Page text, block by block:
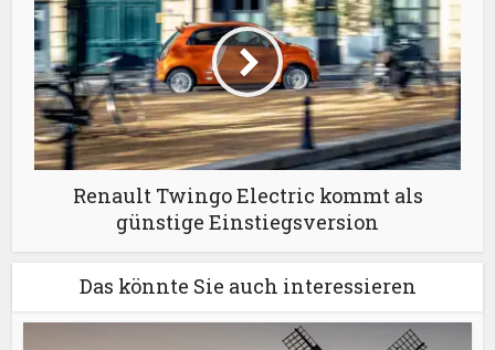
Renault Twingo Electric kommt als
günstige Einstiegsversion
Das könnte Sie auch interessieren